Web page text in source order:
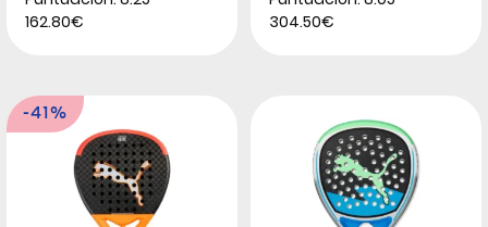
162.80€
304.50€
-41%